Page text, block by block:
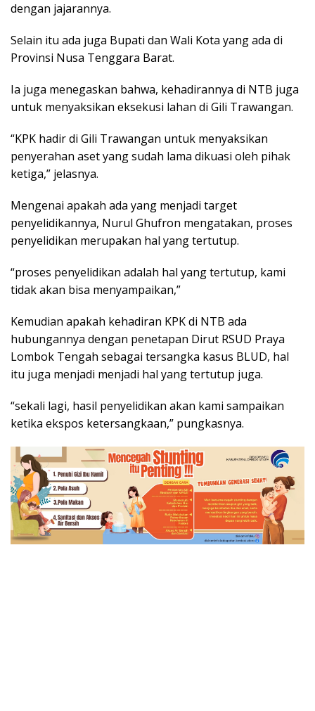
dengan jajarannya.
Selain itu ada juga Bupati dan Wali Kota yang ada di
Provinsi Nusa Tenggara Barat.
Ia juga menegaskan bahwa, kehadirannya di NTB juga
untuk menyaksikan eksekusi lahan di Gili Trawangan.
“KPK hadir di Gili Trawangan untuk menyaksikan
penyerahan aset yang sudah lama dikuasi oleh pihak
ketiga,” jelasnya.
Mengenai apakah ada yang menjadi target
penyelidikannya, Nurul Ghufron mengatakan, proses
penyelidikan merupakan hal yang tertutup.
“proses penyelidikan adalah hal yang tertutup, kami
tidak akan bisa menyampaikan,”
Kemudian apakah kehadiran KPK di NTB ada
hubungannya dengan penetapan Dirut RSUD Praya
Lombok Tengah sebagai tersangka kasus BLUD, hal
itu juga menjadi menjadi hal yang tertutup juga.
“sekali lagi, hasil penyelidikan akan kami sampaikan
ketika ekspos ketersangkaan,” pungkasnya.